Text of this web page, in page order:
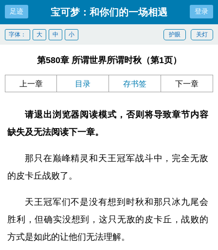
足迹 宝可梦：和你们的一场相遇 登录
关灯
护眼
字体： 大 中 小
第580章 所谓世界所谓时秋（第1页）
上一章 目录 存书签 下一章
请退出浏览器阅读模式，否则将导致章节内容
缺失及无法阅读下一章。
那只在巅峰精灵和天王冠军战斗中，完全无敌
的皮卡丘战败了。
天王冠军们不是没有想到时秋和那只冰九尾会
胜利，但确实没想到，这只无敌的皮卡丘，战败的
方式是如此的让他们无法理解。